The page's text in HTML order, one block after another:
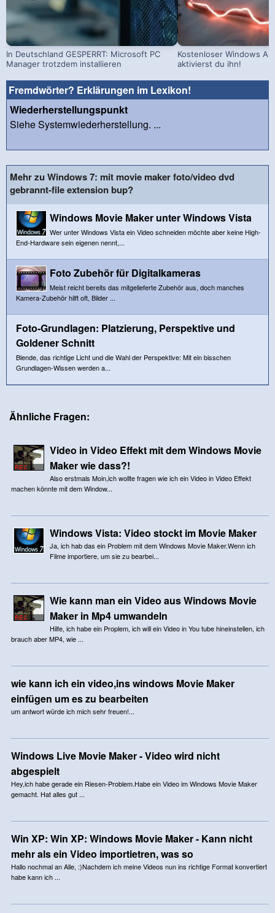
In Deutschland GESPERRT: Microsoft PC
Manager trotzdem installieren
Kostenloser Windows
aktivierst du ihn!
Fremdwörter? Erklärungen im Lexikon!
Wiederherstellungspunkt
Siehe Systemwiederherstellung. ...
Mehr zu Windows 7: mit movie maker foto/video dvd
gebrannt-file extension bup?
Windows Movie Maker unter Windows Vista
Wer unter Windows Vista ein Video schneiden möchte aber keine High-
End-Hardware sein eigenen nennt,...
Foto Zubehör für Digitalkameras
Meist reicht bereits das mitgelieferte Zubehör aus, doch manches
Kamera-Zubehör hilft oft, Bilder ...
Foto-Grundlagen: Platzierung, Perspektive und
Goldener Schnitt
Blende, das richtige Licht und die Wahl der Perspektive: Mit ein bisschen
Grundlagen-Wissen werden a...
Ähnliche Fragen:
Video in Video Effekt mit dem Windows Movie
Maker wie dass?!
Also erstmals Moin,ich wollte fragen wie ich ein Video in Video Effekt
machen könnte mit dem Window...
Windows Vista: Video stockt im Movie Maker
Ja, ich hab das ein Problem mit dem Windows Movie Maker.Wenn ich
Filme importiere, um sie zu bearbei...
Wie kann man ein Video aus Windows Movie
Maker in Mp4 umwandeln
Hilfe, ich habe ein Proplem, ich will ein Video in You tube hineinstellen, ich
brauch aber MP4, wie ...
wie kann ich ein video,ins windows Movie Maker
einfügen um es zu bearbeiten
um antwort würde ich mich sehr freuen!...
Windows Live Movie Maker - Video wird nicht
abgespielt
Hey,ich habe gerade ein Riesen-Problem.Habe ein Video im Windows Movie Maker
gemacht. Hat alles gut ...
Win XP: Win XP: Windows Movie Maker - Kann nicht
mehr als ein Video importietren, was so
Hallo nochmal an Alle, :)Nachdem ich meine Videos nun ins richtige Format konvertiert
habe kann ich ...